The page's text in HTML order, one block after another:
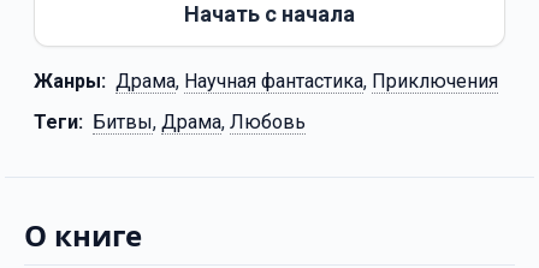
Начать с начала
Жанры: Драма, Научная фантастика, Приключения
Теги: Битвы, Драма, Любовь
О книге